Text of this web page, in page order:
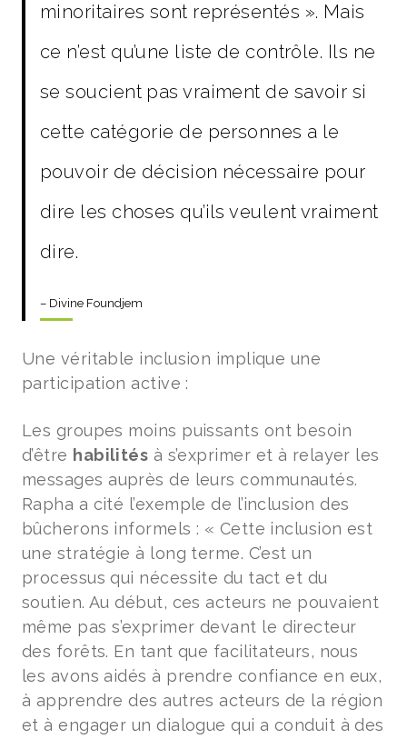
minoritaires sont représentés ». Mais
ce n’est qu’une liste de contrôle. Ils ne
se soucient pas vraiment de savoir si
cette catégorie de personnes a le
pouvoir de décision nécessaire pour
dire les choses qu’ils veulent vraiment
dire.
– Divine Foundjem
Une véritable inclusion implique une
participation active :
Les groupes moins puissants ont besoin
d’être habilités à s’exprimer et à relayer les
messages auprès de leurs communautés.
Rapha a cité l’exemple de l’inclusion des
bûcherons informels : « Cette inclusion est
une stratégie à long terme. C’est un
processus qui nécessite du tact et du
soutien. Au début, ces acteurs ne pouvaient
même pas s’exprimer devant le directeur
des forêts. En tant que facilitateurs, nous
les avons aidés à prendre confiance en eux,
à apprendre des autres acteurs de la région
et à engager un dialogue qui a conduit à des